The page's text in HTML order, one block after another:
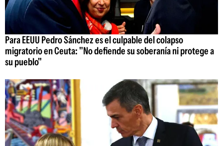
Para EEUU Pedro Sánchez es el culpable del colapso
migratorio en Ceuta: "No defiende su soberanía ni protege a
su pueblo"